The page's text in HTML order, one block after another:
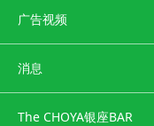
广告视频
消息
The CHOYA银座BAR